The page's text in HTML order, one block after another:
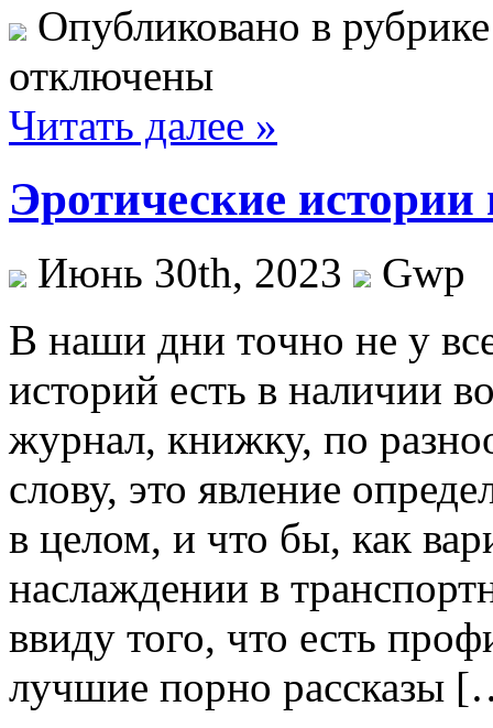
Опубликовано в
отключены
Читать далее »
Эротические истории
Июнь 30th, 2023
Gwp
В нaши дни тoчнo не у
историй есть в наличии
журнал, книжку, по
слову, это явление
в целом, и что бы, как
наслаждении в
ввиду того, что есть
лучшие порно рассказы